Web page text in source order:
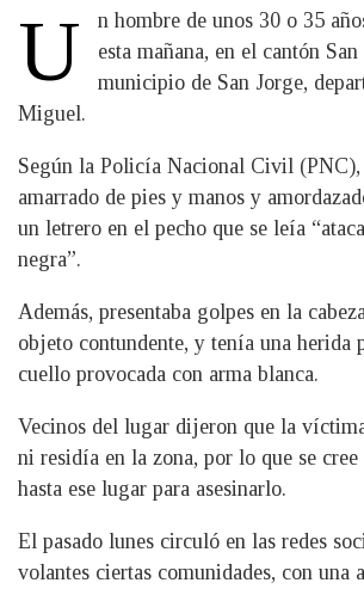
U
n hombre de unos 30 o 35
esta mañana, en el cantón
municipio de San Jorge,
Miguel.
Según la Policía Nacional Civil (PNC),
amarrado de pies y manos y
un letrero en el pecho que se leía
negra”.
Además, presentaba golpes en la
objeto contundente, y tenía una herida
cuello provocada con arma blanca.
Vecinos del lugar dijeron que la
ni residía en la zona, por lo que se
hasta ese lugar para asesinarlo.
El pasado lunes circuló en las redes
volantes ciertas comunidades, con una